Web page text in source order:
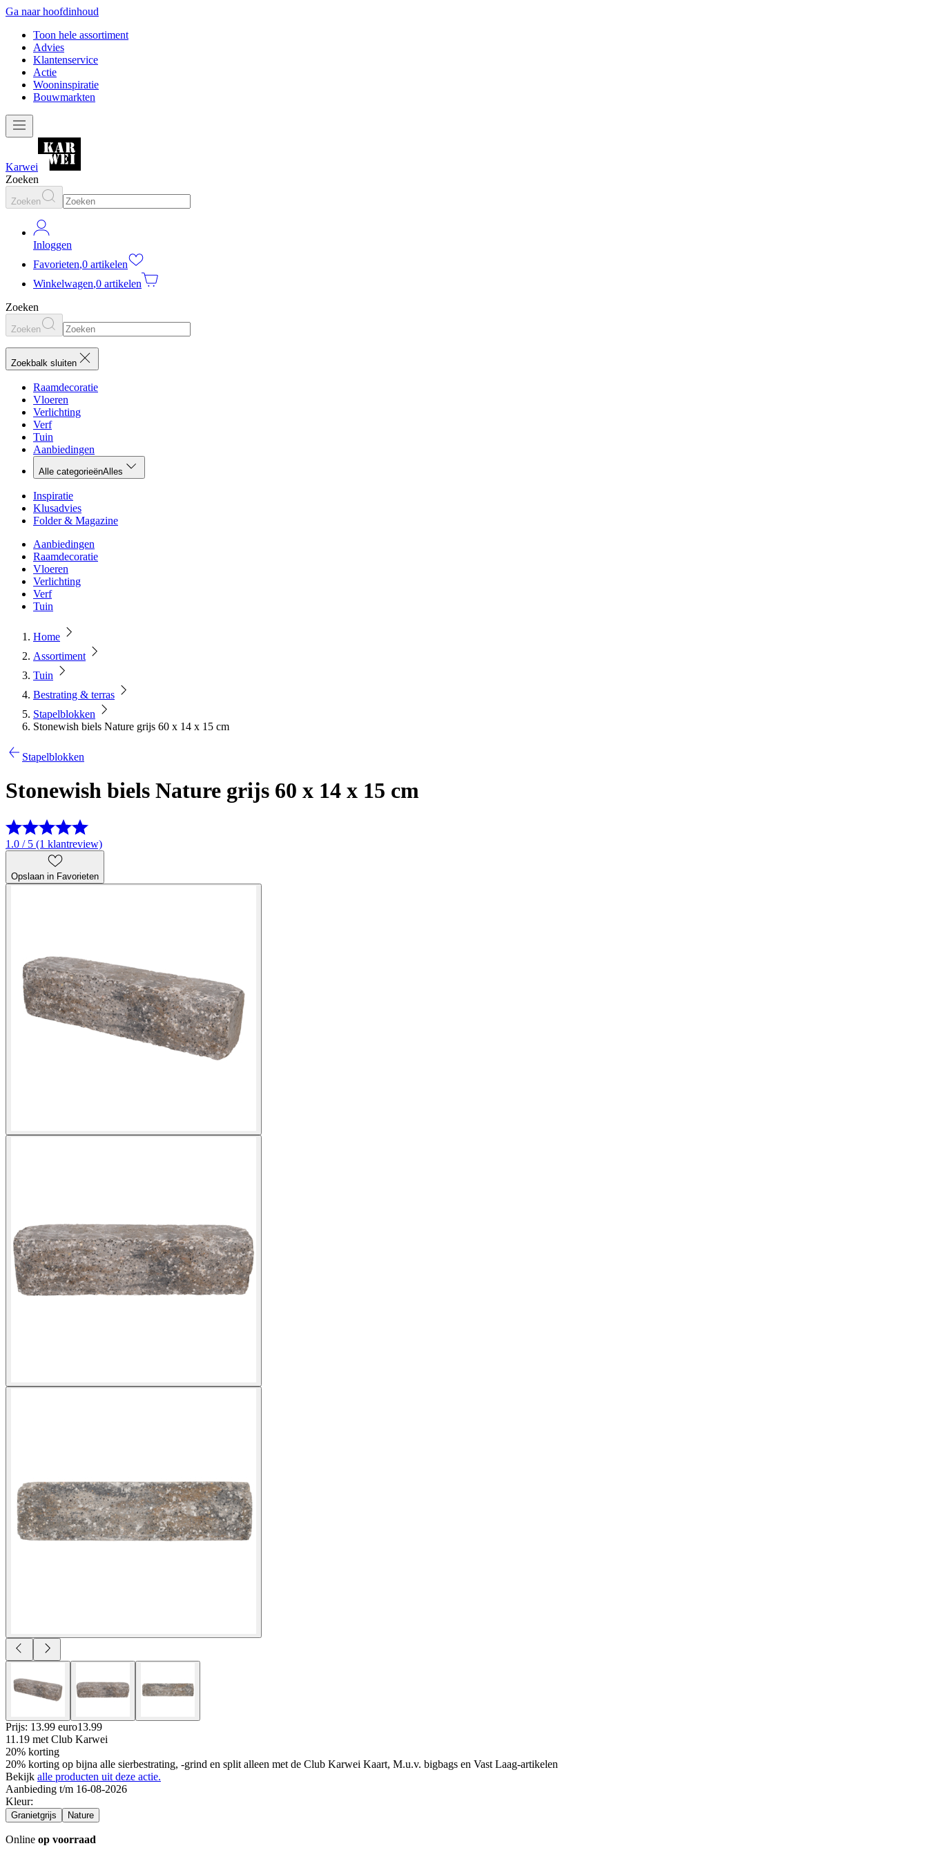
Ga naar hoofdinhoud
Toon hele assortiment
Advies
Klantenservice
Actie
Wooninspiratie
Bouwmarkten
Karwei
Zoeken
Zoeken
Inloggen
Favorieten,0 artikelen
Winkelwagen,0 artikelen
Zoeken
Zoeken
Zoekbalk sluiten
Raamdecoratie
Vloeren
Verlichting
Verf
Tuin
Aanbiedingen
Alle categorieënAlles
Inspiratie
Klusadvies
Folder & Magazine
Aanbiedingen
Raamdecoratie
Vloeren
Verlichting
Verf
Tuin
Home
Assortiment
Tuin
Bestrating & terras
Stapelblokken
Stonewish biels Nature grijs 60 x 14 x 15 cm
Stapelblokken
Stonewish biels Nature grijs 60 x 14 x 15 cm
1.0 / 5 (1 klantreview)
Opslaan in Favorieten
Prijs: 13.99 euro13.99
11.19 met Club Karwei
20% korting
20% korting op bijna alle sierbestrating, -grind en split alleen met de Club Karwei Kaart, M.u.v. bigbags en Vast Laag-artikelen
Bekijk alle producten uit deze actie.
Aanbieding t/m 16-08-2026
Kleur:
Granietgrijs Nature
Online op voorraad